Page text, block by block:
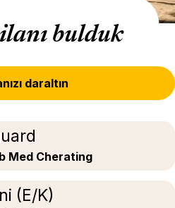
bulduk
daraltın
Med Cherating
(E/K)